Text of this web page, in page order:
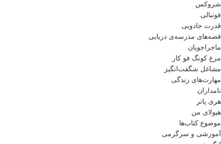
شروکس
فوتبالی
قدرت جادویی
قصه‌های مدرسه‌ی دریایی
ماجراجویان
مرغ کونگ فو کار
مشاغل شگفت‌انگیز
مهارت‌های زندگی
نامداران
هری پاتر
هیولای من
موضوع کتاب‌ها
آموزشی و سرگرمی